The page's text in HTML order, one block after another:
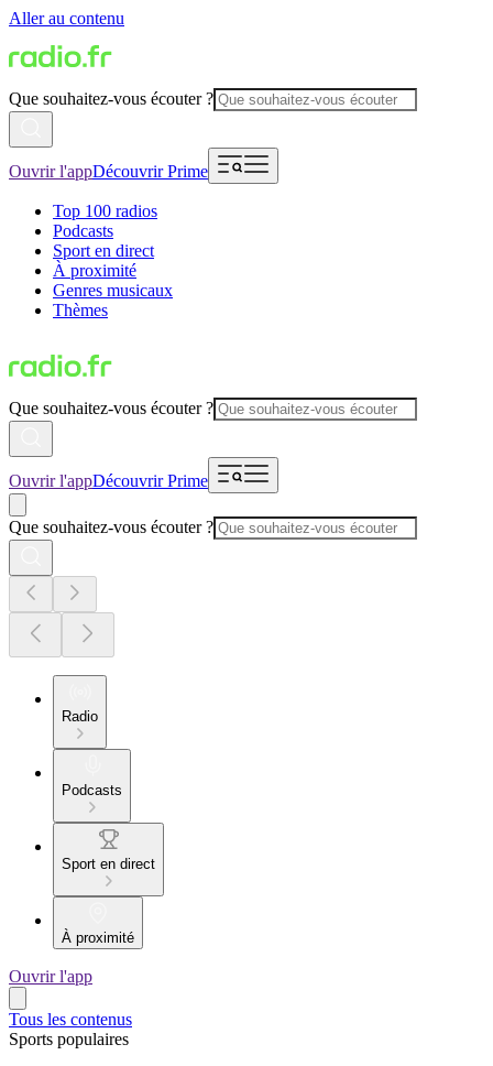
Aller au contenu
Que souhaitez-vous écouter ?
Ouvrir l'appDécouvrir Prime
Top 100 radios
Podcasts
Sport en direct
À proximité
Genres musicaux
Thèmes
Que souhaitez-vous écouter ?
Ouvrir l'appDécouvrir Prime
Que souhaitez-vous écouter ?
Radio
Podcasts
Sport en direct
À proximité
Ouvrir l'app
Tous les contenus
Sports populaires